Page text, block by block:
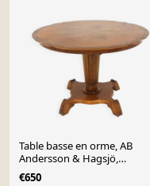
Table basse en orme, AB
Andersson & Hagsjö,
Vaggeryd, Suède, 1940
€650